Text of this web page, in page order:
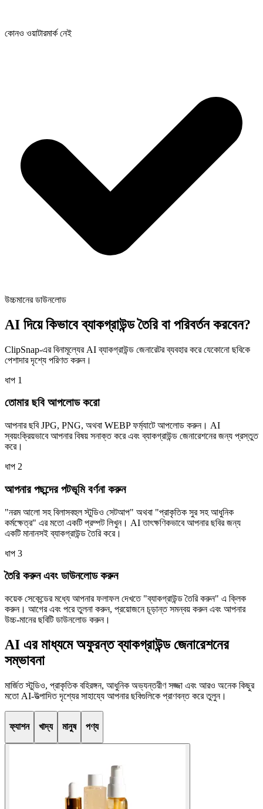
কোনও ওয়াটারমার্ক নেই
উচ্চমানের ডাউনলোড
AI দিয়ে কিভাবে ব্যাকগ্রাউন্ড তৈরি বা পরিবর্তন করবেন?
ClipSnap-এর বিনামূল্যের AI ব্যাকগ্রাউন্ড জেনারেটর ব্যবহার করে যেকোনো ছবিকে
পেশাদার দৃশ্যে পরিণত করুন।
ধাপ 1
তোমার ছবি আপলোড করো
আপনার ছবি JPG, PNG, অথবা WEBP ফর্ম্যাটে আপলোড করুন। AI
স্বয়ংক্রিয়ভাবে আপনার বিষয় সনাক্ত করে এবং ব্যাকগ্রাউন্ড জেনারেশনের জন্য প্রস্তুত
করে।
ধাপ 2
আপনার পছন্দের পটভূমি বর্ণনা করুন
"নরম আলো সহ বিলাসবহুল স্টুডিও সেটআপ" অথবা "প্রাকৃতিক সুর সহ আধুনিক
কর্মক্ষেত্র" এর মতো একটি প্রম্পট লিখুন। AI তাৎক্ষণিকভাবে আপনার ছবির জন্য
একটি মানানসই ব্যাকগ্রাউন্ড তৈরি করে।
ধাপ 3
তৈরি করুন এবং ডাউনলোড করুন
কয়েক সেকেন্ডের মধ্যে আপনার ফলাফল দেখতে "ব্যাকগ্রাউন্ড তৈরি করুন" এ ক্লিক
করুন। আগের এবং পরে তুলনা করুন, প্রয়োজনে চূড়ান্ত সমন্বয় করুন এবং আপনার
উচ্চ-মানের ছবিটি ডাউনলোড করুন।
AI এর মাধ্যমে অফুরন্ত ব্যাকগ্রাউন্ড জেনারেশনের
সম্ভাবনা
মার্জিত স্টুডিও, প্রাকৃতিক বহিরঙ্গন, আধুনিক অভ্যন্তরীণ সজ্জা এবং আরও অনেক কিছুর
মতো AI-উত্পাদিত দৃশ্যের সাহায্যে আপনার ছবিগুলিকে প্রাণবন্ত করে তুলুন।
ফ্যাশন খাদ্য মানুষ পণ্য